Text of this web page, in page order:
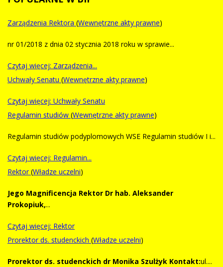
Zarządzenia Rektora (Wewnętrzne akty prawne)
nr 01/2018 z dnia 02 stycznia 2018 roku w sprawie...
Czytaj więcej: Zarządzenia...
Uchwały Senatu (Wewnętrzne akty prawne)
Czytaj więcej: Uchwały Senatu
Regulamin studiów (Wewnętrzne akty prawne)
Regulamin studiów podyplomowych WSE Regulamin studiów I i...
Czytaj więcej: Regulamin...
Rektor(Władze uczelni)
Jego Magnificencja Rektor Dr hab. Aleksander
Prokopiuk,...
Czytaj więcej: Rektor
Prorektor ds. studenckich (Władze uczelni)
Prorektor ds. studenckich dr Monika Szulżyk Kontakt:ul....